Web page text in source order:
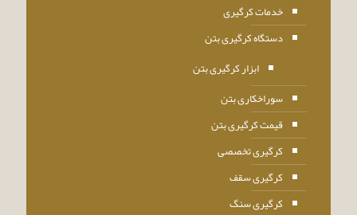
خدمات کرگیری
دستگاه کرگیری بتن
ابزار کرگیری بتن
سوراخکاری بتن
قیمت کرگیری بتن
کرگیری تخصصی
کرگیری سقف
کرگیری سنگ